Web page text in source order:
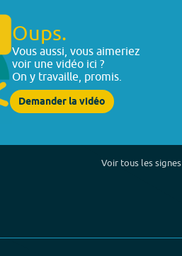
Oups.
Vous aussi, vous aimeriez
voir une vidéo ici ?
On y travaille, promis.
Demander la vidéo
Voir tous les signes